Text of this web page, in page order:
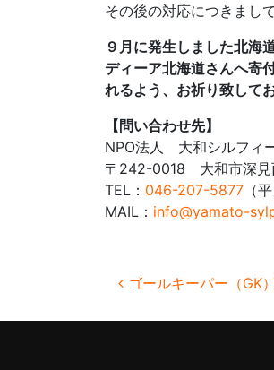
その後の対応につきまし
９月に発生しました北海
ディーア北海道さんへ寄
れるよう、お祈り致して
【問い合わせ先】
NPO法人 大和シルフィ
〒242-0018 大和市深見
TEL： 046-207-5877 （
MAIL： info@yamato-
投稿ナビゲ
ゴールキーパー（GK